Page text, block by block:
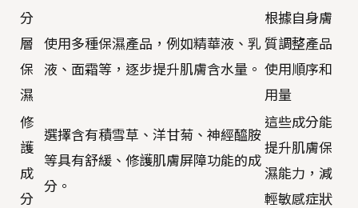
分
層
保
濕
使用多種保濕產品，例如精華液、乳
液、面霜等，逐步提升肌膚含水量。
根據自身膚
質調整產品
使用順序和
用量
修
護
成
分
選擇含有積雪草、洋甘菊、神經醯胺
等具有舒緩、修護肌膚屏障功能的成
分。
這些成分能
提升肌膚保
濕能力，減
輕敏感症狀